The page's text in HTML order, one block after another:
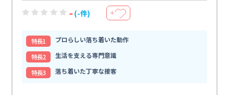
- (-件) ＋
特⻑1
プロらしい落ち着いた動作
特⻑2
生活を支える専門意識
特⻑3
落ち着いた丁寧な接客